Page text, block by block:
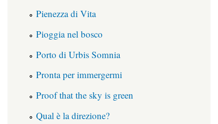
Pienezza di Vita
Pioggia nel bosco
Porto di Urbis Somnia
Pronta per immergermi
Proof that the sky is green
Qual è la direzione?